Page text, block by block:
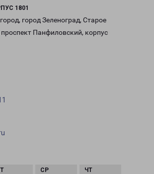
1801
город Зеленоград, Старое
Панфиловский, корпус